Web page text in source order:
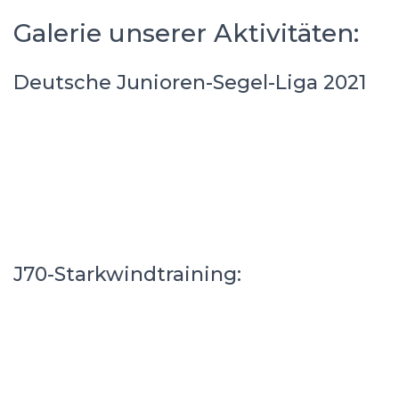
Galerie unserer Aktivitäten:
Deutsche Junioren-Segel-Liga 2021
J70-Starkwindtraining: